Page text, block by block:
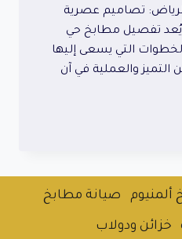
تصاميم عصرية
وجودة عالية 0536478146 يُعد تفصيل مطابخ حي
التي يسعى إليها
التميز والعملية في آن
ألمنيوم صيانة مطابخ
خزائن ودولاب